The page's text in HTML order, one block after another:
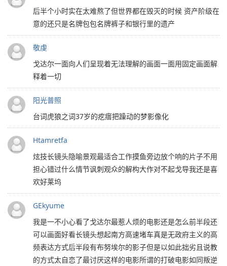
后半个小时实在太难熬了但世界都在毁灭的时候 资产阶级在
意的还只是名牌包包名牌裤子和银行里的遗产
敬虔
戈达尔一面向人们呈现着无法理解的画面一面用固定画面解
释着一切
阳光普照
台词虎狼之词37岁的疙瘩把躁动的梦影像化
Htamretfa
炫技长镜头隐喻景观最适合工作摸鱼旁边放个响的片子不用
担心错过什么情节讽刺观众的解构大作对不起戈导我还是喜
欢好莱坞
GEkyume
我是一不小心看了戈达尔最惹人烦的电影还是怎么前半段还
可以画面好看长镜头想起南方高速堵车真是无政府主义的高
频表达方式后半段有布努埃尔的影子但是以如此拙劣且说教
的方式太自恋了最讨厌这样的电影所谓的打破电影如同叛逆